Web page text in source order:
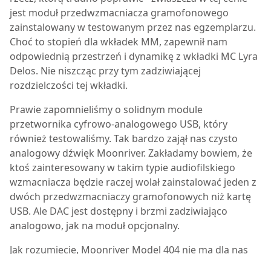
jest moduł przedwzmacniacza gramofonowego
zainstalowany w testowanym przez nas egzemplarzu.
Choć to stopień dla wkładek MM, zapewnił nam
odpowiednią przestrzeń i dynamikę z wkładki MC Lyra
Delos. Nie niszcząc przy tym zadziwiającej
rozdzielczości tej wkładki.
Prawie zapomnieliśmy o solidnym module
przetwornika cyfrowo-analogowego USB, który
również testowaliśmy. Tak bardzo zajął nas czysto
analogowy dźwięk Moonriver. Zakładamy bowiem, że
ktoś zainteresowany w takim typie audiofilskiego
wzmacniacza będzie raczej wolał zainstalować jeden z
dwóch przedwzmacniaczy gramofonowych niż kartę
USB. Ale DAC jest dostępny i brzmi zadziwiająco
analogowo, jak na moduł opcjonalny.
Jak rozumiecie, Moonriver Model 404 nie ma dla nas